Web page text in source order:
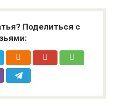
Поделиться с